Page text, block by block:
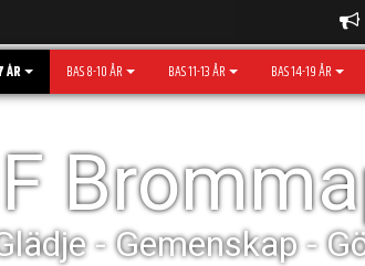
ÅR BAS 8-10 ÅR BAS 11-13 ÅR BAS 14-19 ÅR
- Gemenskap -